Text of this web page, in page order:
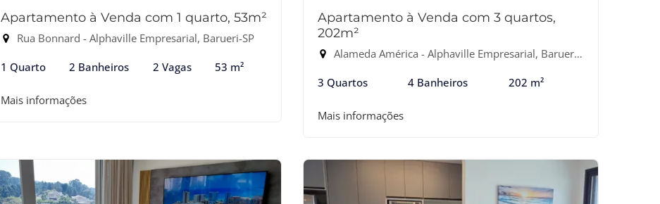
Apartamento à Venda com 1 quarto, 53m²
Rua Bonnard - Alphaville Empresarial, Barueri-SP
1 Quarto 2 Banheiros 2 Vagas 53 m²
Mais informações
Apartamento à Venda com 3 quartos,
202m²
Alameda América - Alphaville Empresarial, Barueri-SP
3 Quartos 4 Banheiros 202 m²
Mais informações